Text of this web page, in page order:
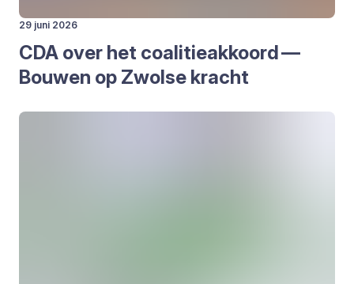
29 juni 2026
CDA over het coa­li­tie­ak­koord —
Bou­wen op Zwol­se kracht